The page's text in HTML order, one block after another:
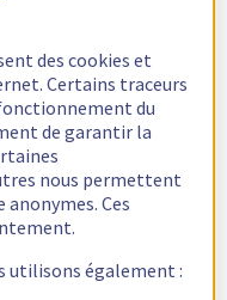
d'authentification.
donc je dirais que le
dans mon espace.
mon travail là.
des cookies et
Certains traceurs
du
de garantir la
nous permettent
anonymes. Ces
utilisons également :